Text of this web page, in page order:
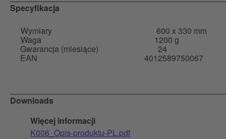
Specyfikacja
Wymiary
600 x 330 mm
Waga 1200 g
Gwarancja (miesiące) 24
EAN 4012589750067
Downloads
Więcej informacji
K006_Opis-produktu-PL.pdf